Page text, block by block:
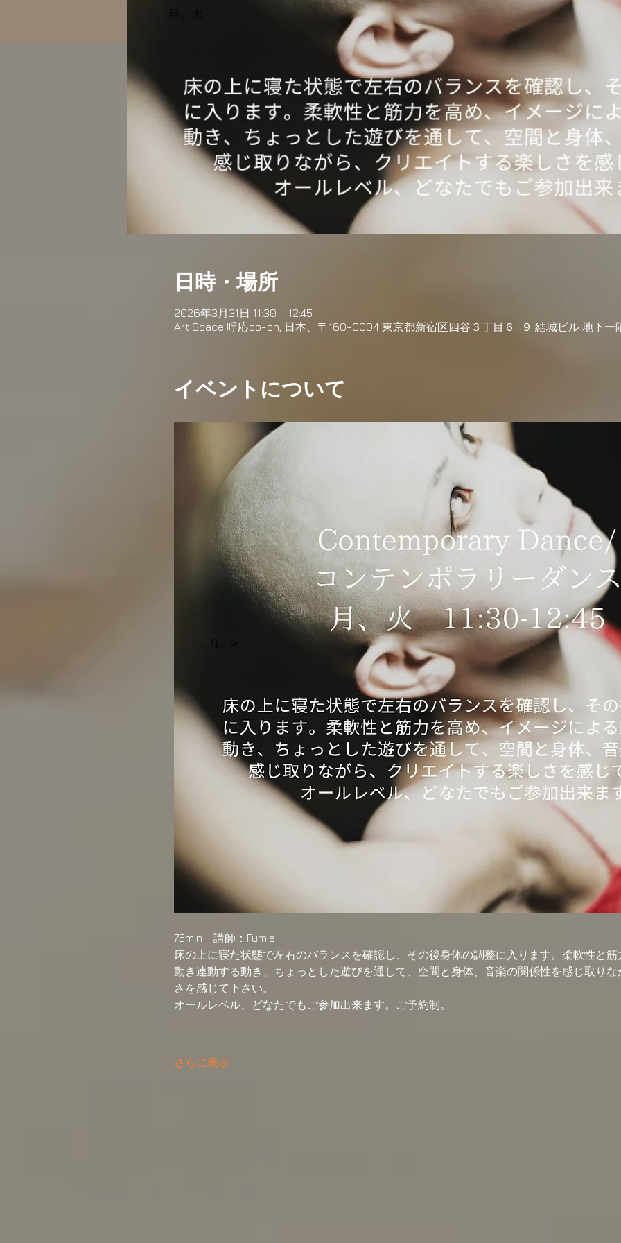
日時・場所
2026年3月31日 11:30 – 12:45
Art Space 呼応co-oh, 日本、〒160-0004 東京都新宿区四谷３丁目６−９ 結城ビル 地下一
イベントについて
75min　講師：Fumie
床の上に寝た状態で左右のバランスを確認し、その後身体の調整に入ります。柔軟性と
動き連動する動き、ちょっとした遊びを通して、空間と身体、音楽の関係性を感じ取り
さを感じて下さい。
オールレベル、どなたでもご参加出来ます。ご予約制。
さらに表示